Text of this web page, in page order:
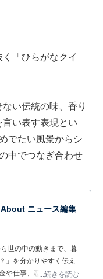
「ひらがなクイ
い伝統の味、香り
い表す表現とい
でたい風景からシ
中でつなぎ合わせ
ニュース編集
世の中の動きまで、暮
」を分かりやすく伝え
や仕事、恋愛、ITに関
...続きを読む